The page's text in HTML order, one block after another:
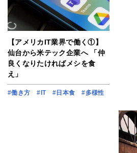
【アメリカIT業界で働く①】
仙台から米テック企業へ 「仲
良くなりたければメシを食
え」
#働き方 #IT #日本食 #多様性